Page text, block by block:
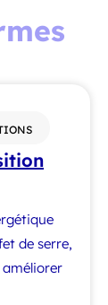
de serre,
améliorer